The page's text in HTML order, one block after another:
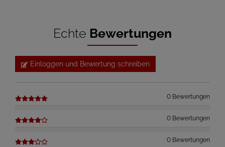
Echte Bewertungen
Einloggen und Bewertung schreiben
0 Bewertungen
0 Bewertungen
0 Bewertungen